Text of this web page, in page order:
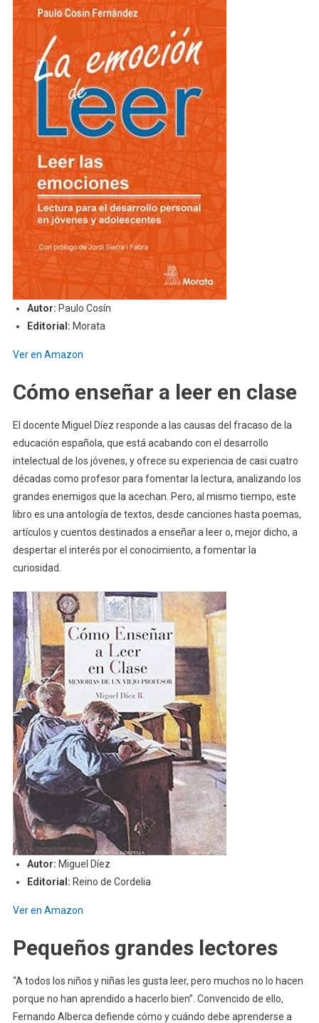
Autor: Paulo Cosín
Editorial: Morata
Ver en Amazon
Cómo enseñar a leer en clase
El docente Miguel Díez responde a las causas del fracaso de la
educación española, que está acabando con el desarrollo
intelectual de los jóvenes, y ofrece su experiencia de casi cuatro
décadas como profesor para fomentar la lectura, analizando los
grandes enemigos que la acechan. Pero, al mismo tiempo, este
libro es una antología de textos, desde canciones hasta poemas,
artículos y cuentos destinados a enseñar a leer o, mejor dicho, a
despertar el interés por el conocimiento, a fomentar la
curiosidad.
Autor: Miguel Díez
Editorial: Reino de Cordelia
Ver en Amazon
Pequeños grandes lectores
“A todos los niños y niñas les gusta leer, pero muchos no lo hacen
porque no han aprendido a hacerlo bien”. Convencido de ello,
Fernando Alberca defiende cómo y cuándo debe aprenderse a